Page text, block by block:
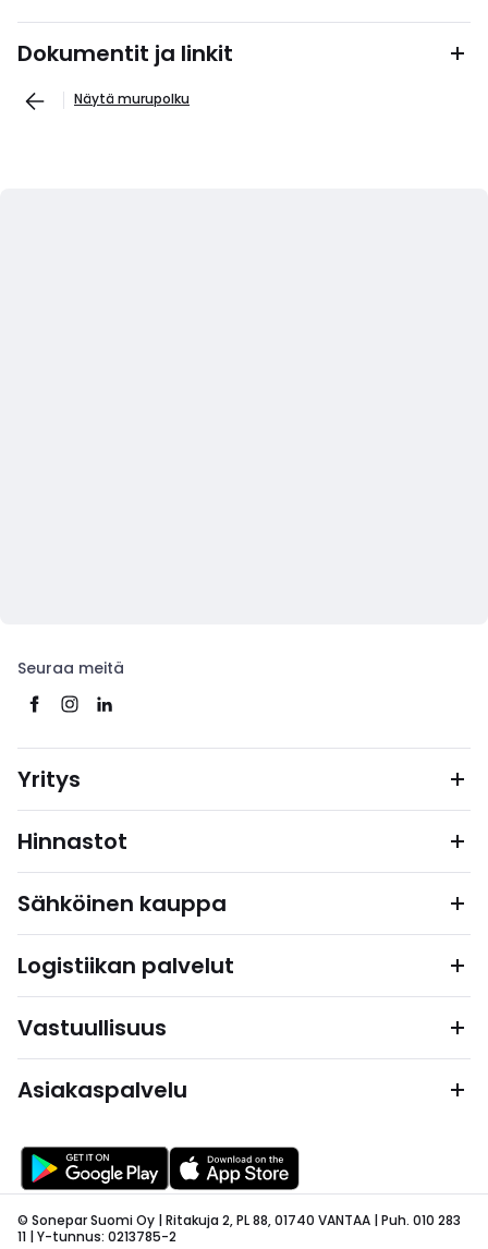
Dokumentit ja linkit
Näytä murupolku
Seuraa meitä
Yritys
Hinnastot
Sähköinen kauppa
Logistiikan palvelut
Vastuullisuus
Asiakaspalvelu
© Sonepar Suomi Oy | Ritakuja 2, PL 88, 01740 VANTAA | Puh. 010 283
11 | Y-tunnus: 0213785-2